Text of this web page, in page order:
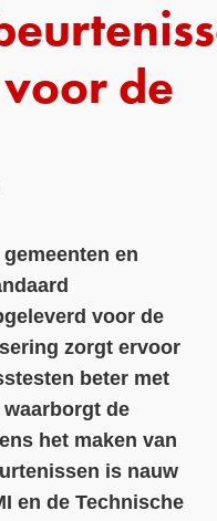
de
en
voor de
zorgt ervoor
beter met
de
het maken van
is nauw
en de Technische
ons
IP Klimaatadaptatie
Dommelland